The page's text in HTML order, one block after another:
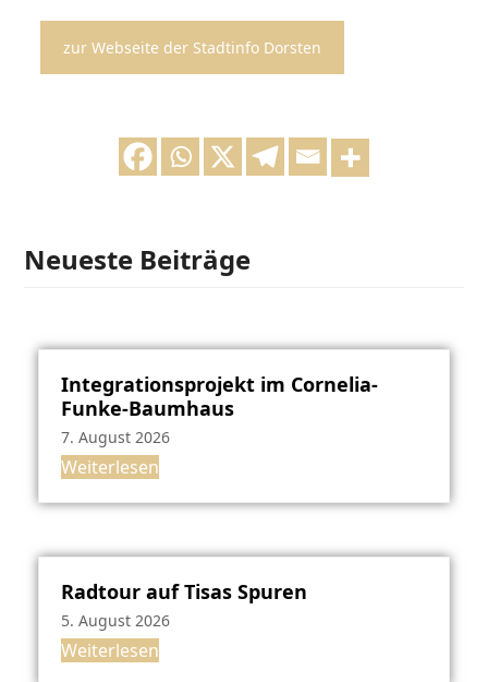
zur Webseite der Stadtinfo Dorsten
Neueste Beiträge
Integrationsprojekt im Cornelia-
Funke-Baumhaus
7. August 2026
Weiterlesen
Radtour auf Tisas Spuren
5. August 2026
Weiterlesen